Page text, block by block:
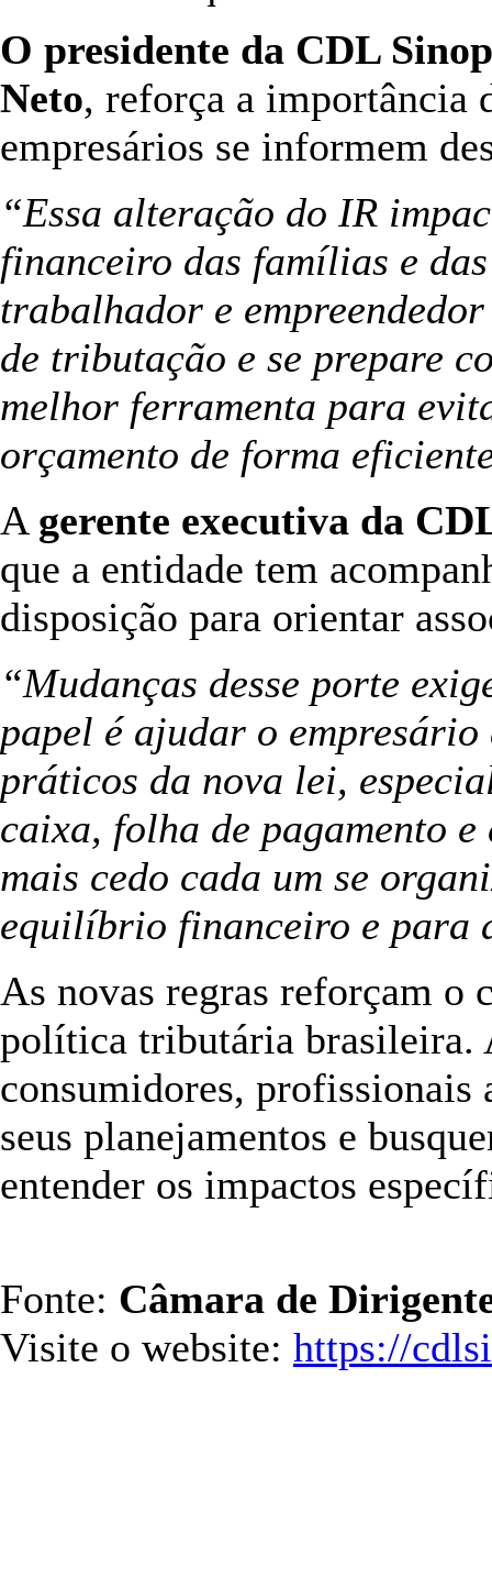
O presidente da CDL
Neto, reforça a importância
empresários se informem
“Essa alteração do IR
financeiro das famílias e
trabalhador e
de tributação e se prepare
melhor ferramenta para
orçamento de forma
A gerente executiva da
que a entidade tem
disposição para orientar
“Mudanças desse porte
papel é ajudar o
práticos da nova lei,
caixa, folha de pagamento
mais cedo cada um se
equilíbrio financeiro e para
As novas regras reforçam o
política tributária brasileira.
consumidores, profissionais
seus planejamentos e
entender os impactos
Fonte: Câmara de
Visite o website: https://